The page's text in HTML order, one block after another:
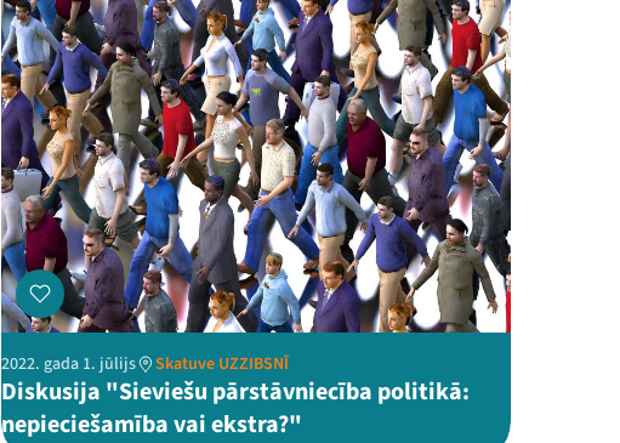
2022. gada 1. jūlijs Skatuve UZZIBSNĪ
Diskusija "Sieviešu pārstāvniecība politikā:
nepieciešamība vai ekstra?"